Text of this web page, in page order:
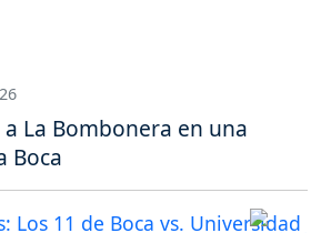
La Bombonera en una
Boca